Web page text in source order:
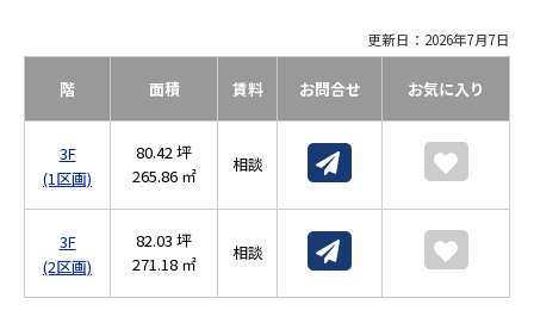
更新日：2026年7月7日
階 面積 賃料 お問合せ お気に入り
3F
(1区画)
80.42 坪
265.86 ㎡
相談
3F
(2区画)
82.03 坪
271.18 ㎡
相談